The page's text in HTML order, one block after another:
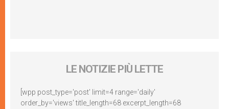
LE NOTIZIE PIÙ LETTE
[wpp post_type='post' limit=4 range='daily'
order_by='views' title_length=68 excerpt_length=68